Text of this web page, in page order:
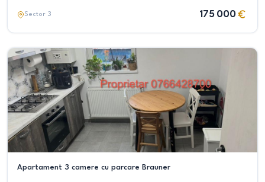
Sector 3 175 000
Apartament 3 camere cu parcare Brauner